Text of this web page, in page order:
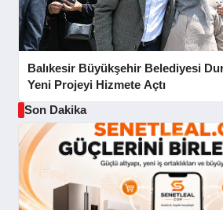
Balıkesir Büyükşehir Belediyesi
Yeni Projeyi Hizmete Açtı
Son Dakika